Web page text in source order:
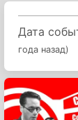
Дата
года назад)